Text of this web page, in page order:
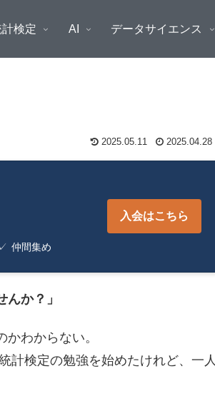
検定 AI データサイエンス
2025.05.11 2025.04.28
✓ 仲間集め
入会はこちら
か？」
わからない。
計検定の勉強を始めたけれど、一人